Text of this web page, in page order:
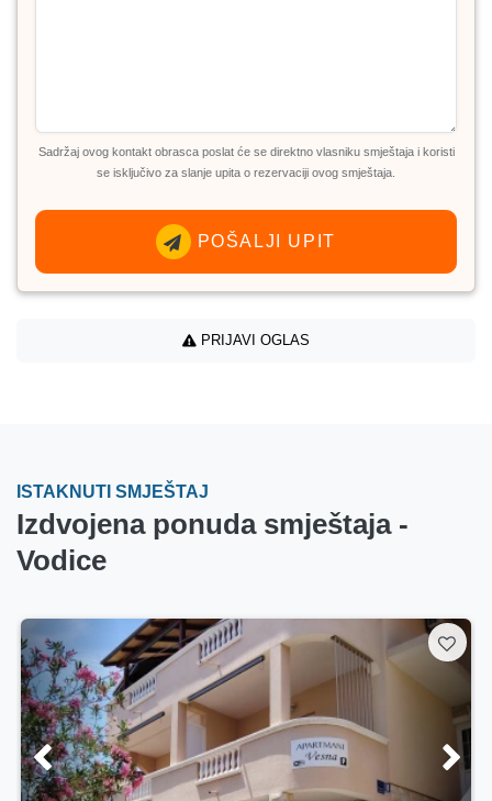
Sadržaj ovog kontakt obrasca poslat će se direktno vlasniku smještaja i koristi
se isključivo za slanje upita o rezervaciji ovog smještaja.
POŠALJI UPIT
PRIJAVI OGLAS
ISTAKNUTI SMJEŠTAJ
Izdvojena ponuda smještaja -
Vodice